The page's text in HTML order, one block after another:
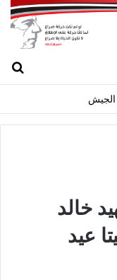
الجيش
خالد
عيد